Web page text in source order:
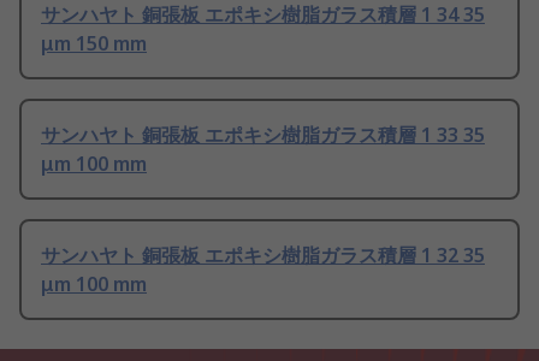
サンハヤト 銅張板 エポキシ樹脂ガラス積層 1 34 35
μm 150 mm
サンハヤト 銅張板 エポキシ樹脂ガラス積層 1 33 35
μm 100 mm
サンハヤト 銅張板 エポキシ樹脂ガラス積層 1 32 35
μm 100 mm